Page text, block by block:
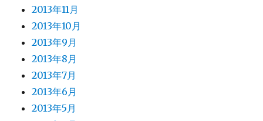
2013年11月
2013年10月
2013年9月
2013年8月
2013年7月
2013年6月
2013年5月